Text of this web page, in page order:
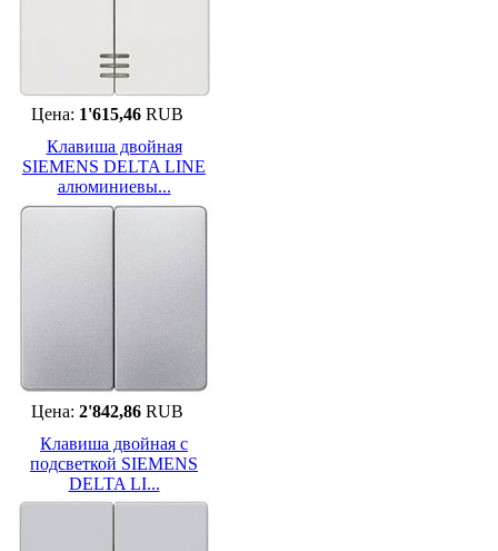
Цена: 1'615,46RUB
Клавиша двойная
SIEMENS DELTA LINE
алюминиевы...
Цена: 2'842,86RUB
Клавиша двойная с
подсветкой SIEMENS
DELTA LI...